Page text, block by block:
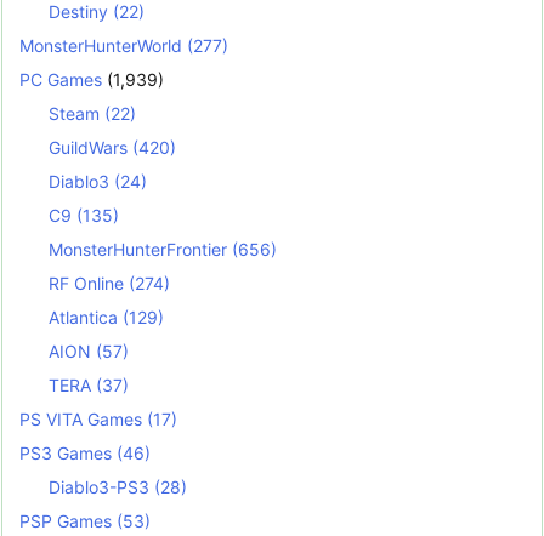
Destiny (22)
MonsterHunterWorld (277)
PC Games (1,939)
Steam (22)
GuildWars (420)
Diablo3 (24)
C9 (135)
MonsterHunterFrontier (656)
RF Online (274)
Atlantica (129)
AION (57)
TERA (37)
PS VITA Games (17)
PS3 Games (46)
Diablo3-PS3 (28)
PSP Games (53)